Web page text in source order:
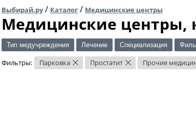
Выбирай.ру/ Каталог / Медицинские центры
Медицинские центры,
Тип медучреждения Лечение Специализация
Фильтры: Парковка × Простатит × Прочие